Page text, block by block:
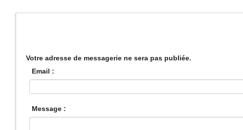
Votre adresse de messagerie ne sera pas publiée.
Email :
Message :